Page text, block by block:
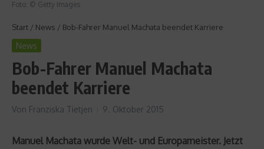
Foto: © Getty Images
Start / News / Bob-Fahrer Manuel Machata beendet Karriere
News
Bob-Fahrer Manuel Machata
beendet Karriere
Von Franziska Tietjen 9. Oktober 2015
Manuel Machata wurde Welt- und Europameister. Jetzt